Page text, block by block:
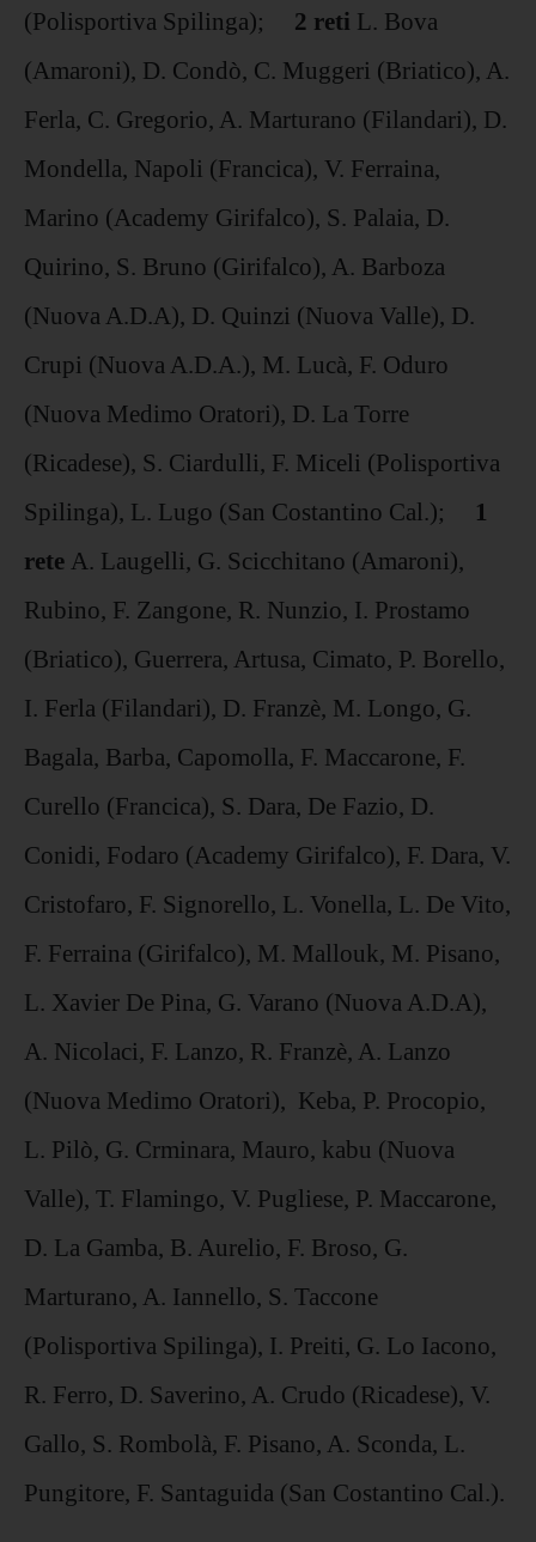
(Polisportiva Spilinga); 2 reti L. Bova
(Amaroni), D. Condò, C. Muggeri (Briatico), A.
Ferla, C. Gregorio, A. Marturano (Filandari), D.
Mondella, Napoli (Francica), V. Ferraina,
Marino (Academy Girifalco), S. Palaia, D.
Quirino, S. Bruno (Girifalco), A. Barboza
(Nuova A.D.A), D. Quinzi (Nuova Valle), D.
Crupi (Nuova A.D.A.), M. Lucà, F. Oduro
(Nuova Medimo Oratori), D. La Torre
(Ricadese), S. Ciardulli, F. Miceli (Polisportiva
Spilinga), L. Lugo (San Costantino Cal.); 1
rete A. Laugelli, G. Scicchitano (Amaroni),
Rubino, F. Zangone, R. Nunzio, I. Prostamo
(Briatico), Guerrera, Artusa, Cimato, P. Borello,
I. Ferla (Filandari), D. Franzè, M. Longo, G.
Bagala, Barba, Capomolla, F. Maccarone, F.
Curello (Francica), S. Dara, De Fazio, D.
Conidi, Fodaro (Academy Girifalco), F. Dara, V.
Cristofaro, F. Signorello, L. Vonella, L. De Vito,
F. Ferraina (Girifalco), M. Mallouk, M. Pisano,
L. Xavier De Pina, G. Varano (Nuova A.D.A),
A. Nicolaci, F. Lanzo, R. Franzè, A. Lanzo
(Nuova Medimo Oratori), Keba, P. Procopio,
L. Pilò, G. Crminara, Mauro, kabu (Nuova
Valle), T. Flamingo, V. Pugliese, P. Maccarone,
D. La Gamba, B. Aurelio, F. Broso, G.
Marturano, A. Iannello, S. Taccone
(Polisportiva Spilinga), I. Preiti, G. Lo Iacono,
R. Ferro, D. Saverino, A. Crudo (Ricadese), V.
Gallo, S. Rombolà, F. Pisano, A. Sconda, L.
Pungitore, F. Santaguida (San Costantino Cal.).